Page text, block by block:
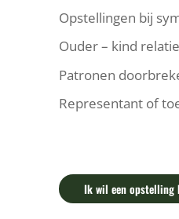
Opstellingen bij
Ouder – kind relatie
Patronen
Representant of
Ik wil een opstelling